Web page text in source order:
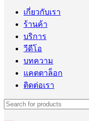
เกี่ยวกับเรา
ร้านค้า
บริการ
วีดีโอ
บทความ
แคตตาล็อก
ติดต่อเรา